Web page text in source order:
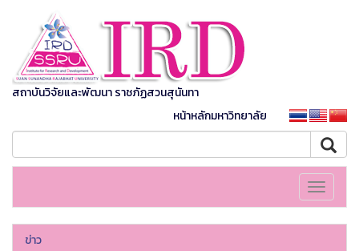
สถาบันวิจัยและพัฒนา ราชภัฏสวนสุนันทา
หน้าหลักมหาวิทยาลัย
Toggle
ข่าว